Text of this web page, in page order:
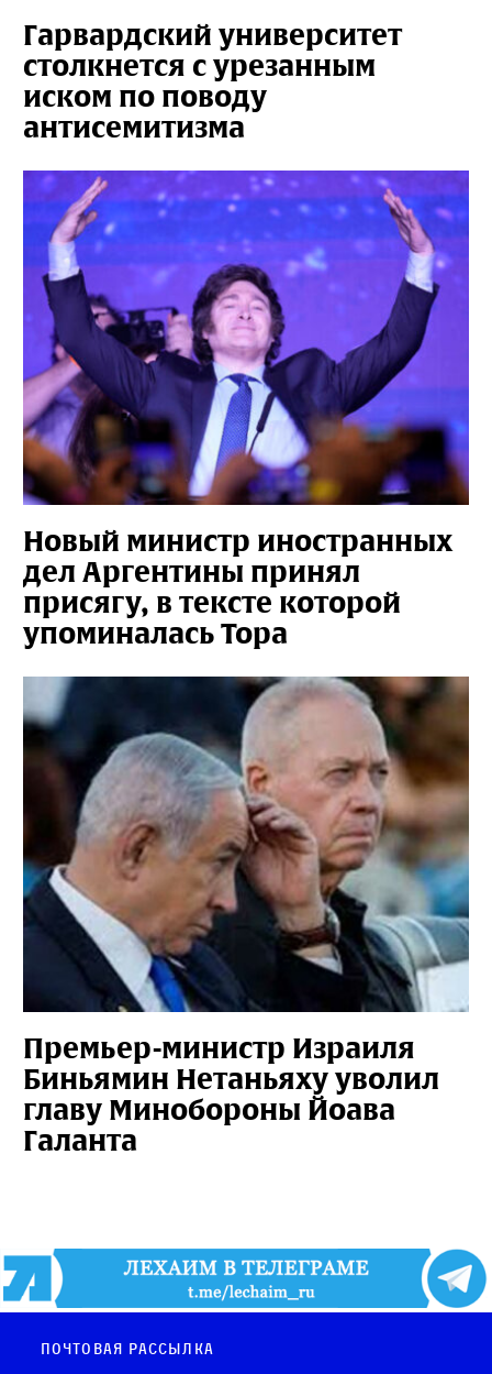
Гарвардский университет
столкнется с урезанным
иском по поводу
антисемитизма
Новый министр иностранных
дел Аргентины принял
присягу, в тексте которой
упоминалась Тора
Премьер-министр Израиля
Биньямин Нетаньяху уволил
главу Минобороны Йоава
Галанта
Почтовая рассылка